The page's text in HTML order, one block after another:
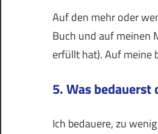
Auf den mehr oder
Buch und auf meinen
erfüllt hat). Auf meine
5. Was bedauerst
Ich bedauere, zu